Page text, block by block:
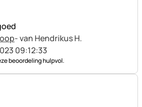
- van Hendrikus H.
09:12:33
beoordeling hulpvol.